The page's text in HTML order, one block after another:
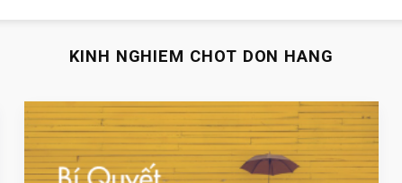
KINH NGHIEM CHOT DON HANG